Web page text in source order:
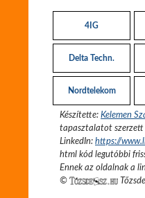
4IG
Delta Techn.
Nordtelekom
Készítette: Kelemen
tapasztalatot szerzett
LinkedIn: https://
html kód legutóbbi
Ennek az oldalnak a
©